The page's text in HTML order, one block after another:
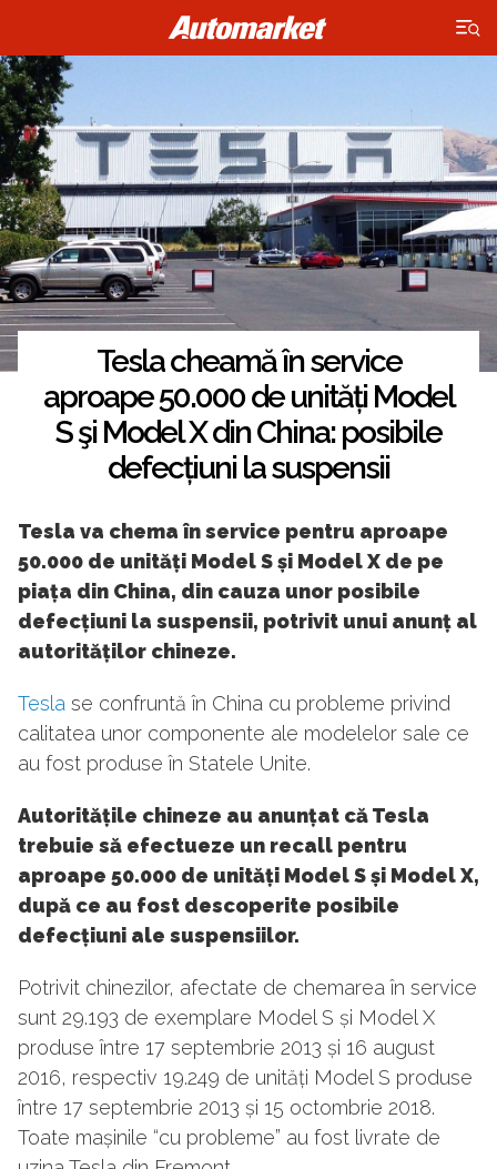
×
Tesla cheamă în service
aproape 50.000 de unități Model
S şi Model X din China: posibile
defecțiuni la suspensii
Tesla va chema în service pentru aproape
50.000 de unități Model S și Model X de pe
piața din China, din cauza unor posibile
defecțiuni la suspensii, potrivit unui anunț al
autorităților chineze.
Tesla se confruntă în China cu probleme privind
calitatea unor componente ale modelelor sale ce
au fost produse în Statele Unite.
Autoritățile chineze au anunțat că Tesla
trebuie să efectueze un recall pentru
aproape 50.000 de unități Model S și Model X,
după ce au fost descoperite posibile
defecțiuni ale suspensiilor.
Potrivit chinezilor, afectate de chemarea în service
sunt 29.193 de exemplare Model S și Model X
produse între 17 septembrie 2013 și 16 august
2016, respectiv 19.249 de unități Model S produse
între 17 septembrie 2013 și 15 octombrie 2018.
Toate mașinile “cu probleme” au fost livrate de